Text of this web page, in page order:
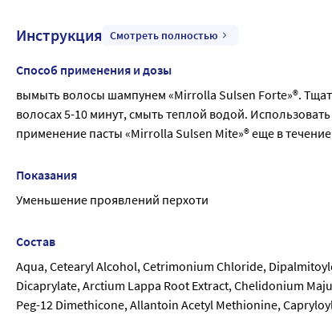
Инструкция Смотреть полностью
Способ применения и дозы
вымыть волосы шампунем «Mirrolla Sulsen Forte»®.
волосах 5-10 минут, смыть теплой водой.
применение пасты «Mirrolla Sulsen Mite»® еще в
Показания
Уменьшение проявлений перхоти
Состав
Aqua, Cetearyl Alcohol, Cetrimonium Chloride,
Dicaprylate, Arctium Lappa Root Extract, Chelidonium
Peg-12 Dimethicone, Allantoin Acetyl Methionine,